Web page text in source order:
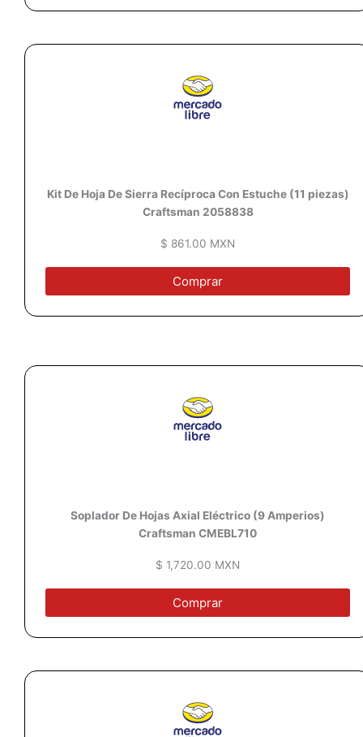
Kit De Hoja De Sierra Recíproca Con Estuche (11 piezas)
Craftsman 2058838
$ 861.00 MXN
Comprar
Soplador De Hojas Axial Eléctrico (9 Amperios)
Craftsman CMEBL710
$ 1,720.00 MXN
Comprar